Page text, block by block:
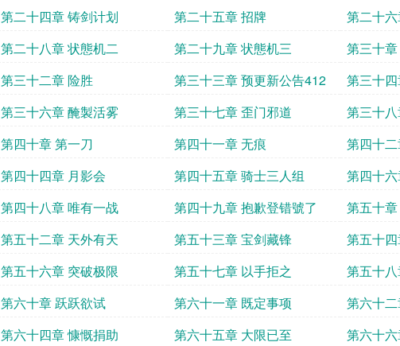
第二十四章 铸剑计划
第二十五章 招牌 第二十
第二十八章 状態机二
第二十九章 状態机三 第三十
第三十二章 险胜
第三十三章 预更新公告412 第三十
第三十六章 醃製活雾
第三十七章 歪门邪道 第三十
第四十章 第一刀
第四十一章 无痕 第四十
第四十四章 月影会
第四十五章 骑士三人组 第四十
第四十八章 唯有一战
第四十九章 抱歉登错號了 第五十
第五十二章 天外有天
第五十三章 宝剑藏锋 第五十
第五十六章 突破极限
第五十七章 以手拒之 第五十
第六十章 跃跃欲试
第六十一章 既定事项 第六十
第六十四章 慷慨捐助
第六十五章 大限已至 第六十